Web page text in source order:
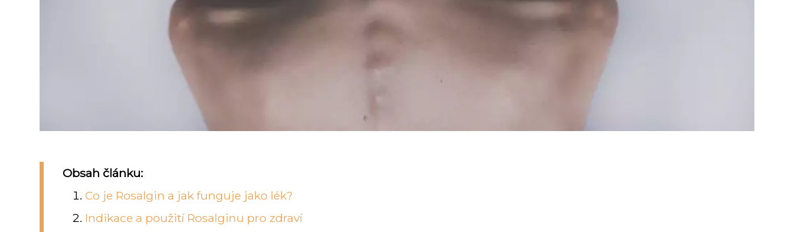
Obsah článku:
Co je Rosalgin a jak funguje jako lék?
Indikace a použití Rosalginu pro zdraví